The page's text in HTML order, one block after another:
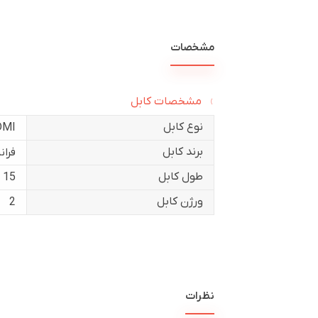
مشخصات
مشخصات کابل
نوع کابل
برند کابل
طول کابل
15 متر
ورژن کابل
2
نظرات